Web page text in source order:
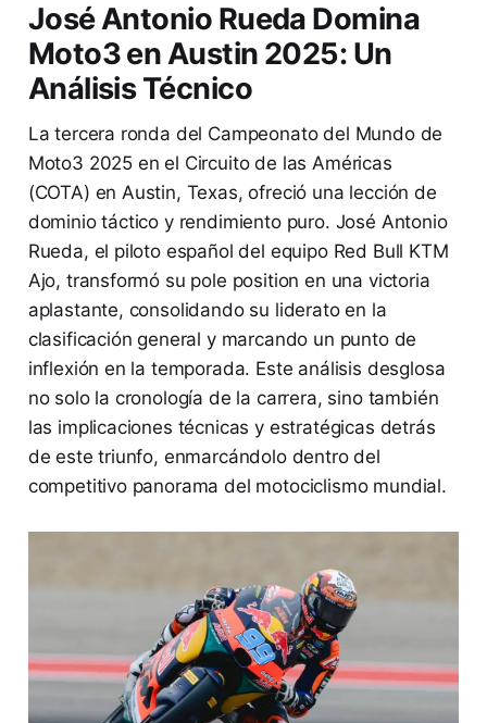
José Antonio Rueda Domina
Moto3 en Austin 2025: Un
Análisis Técnico
La tercera ronda del Campeonato del Mundo de
Moto3 2025 en el Circuito de las Américas
(COTA) en Austin, Texas, ofreció una lección de
dominio táctico y rendimiento puro. José Antonio
Rueda, el piloto español del equipo Red Bull KTM
Ajo, transformó su pole position en una victoria
aplastante, consolidando su liderato en la
clasificación general y marcando un punto de
inflexión en la temporada. Este análisis desglosa
no solo la cronología de la carrera, sino también
las implicaciones técnicas y estratégicas detrás
de este triunfo, enmarcándolo dentro del
competitivo panorama del motociclismo mundial.